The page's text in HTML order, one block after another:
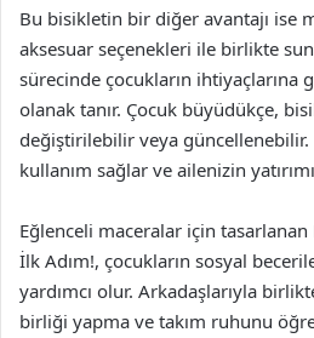
Bu bisikletin bir diğer avantajı ise
aksesuar seçenekleri ile birlikte
sürecinde çocukların ihtiyaçlarına
olanak tanır. Çocuk büyüdükçe,
değiştirilebilir veya
kullanım sağlar ve ailenizin
Eğlenceli maceralar için
İlk Adım!, çocukların sosyal
yardımcı olur. Arkadaşlarıyla
birliği yapma ve takım ruhunu